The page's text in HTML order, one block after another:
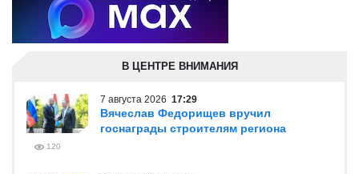
В ЦЕНТРЕ ВНИМАНИЯ
7 августа 2026 17:29
Вячеслав Федорищев вручил
госнаграды строителям региона
120